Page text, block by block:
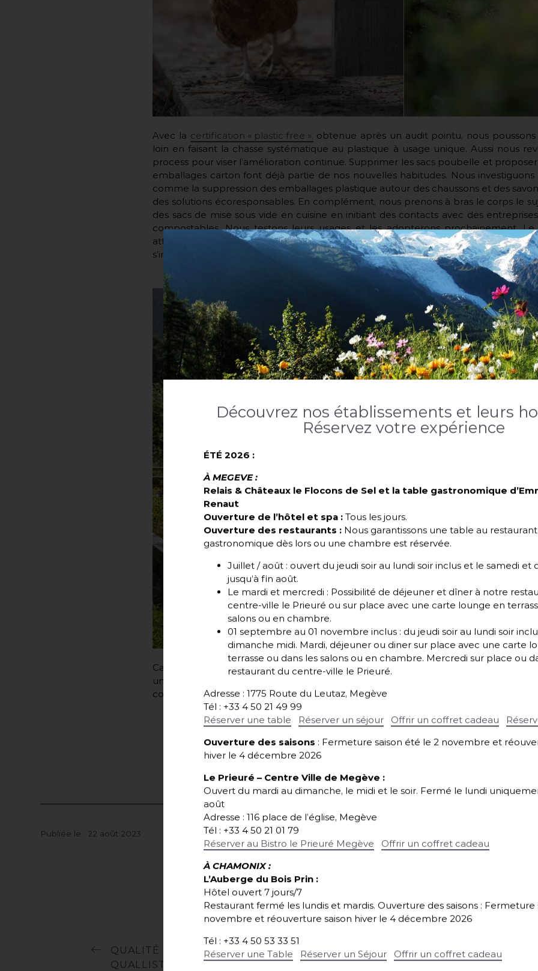
Avec la certification « plastic free », obtenue après un audit pointu, nous
loin en faisant la chasse systématique au plastique à usage unique. Aussi nous
process pour viser l’amélioration continue. Supprimer les sacs poubelle et
emballages carton font déjà partie de nos nouvelles habitudes. Nous investiguons
comme la suppression des emballages plastique autour des chaussons et des
des solutions écoresponsables. En complément, nous prenons à bras le corps le
des sacs de mise sous vide en cuisine en initiant des contacts avec des
compostables. Nous testons leurs usages et les adopterons prochainement.
attend ensuite est de sensibiliser puis convertir nos partenaires à notre
s’inscrive dans un cercle vertueux zéro plastique.
Car l’ambition est là aussi : faire passer des messages, encourager d’autres à
un an nous renouvellerons notre certification avec l’ambition claire de passer au
concours de nos fournisseurs. La lutte contre le fléau plastique est une bataille qui
Publiée le : 22 août 2023
QUALITÉ DE VIE AU TRAVAIL :
QUALLISTA, LA DÉMARCHE
Découvrez nos établissements et leurs
Réservez votre expérience
ÉTÉ 2026 :
À MEGEVE :
Relais & Châteaux le Flocons de Sel et la table gastronomique
Renaut
Ouverture de l’hôtel et spa :Tous les jours.
Ouverture des restaurants : Nous garantissons une table au restaurant
gastronomique dès lors ou une chambre est réservée.
Juillet / août : ouvert du jeudi soir au lundi soir inclus et le samedi et
jusqu’à fin août.
Le mardi et mercredi : Possibilité de déjeuner et dîner à notre
centre-ville le Prieuré ou sur place avec une carte lounge en
salons ou en chambre.
01 septembre au 01 novembre inclus : du jeudi soir au lundi soir
dimanche midi. Mardi, déjeuner ou diner sur place avec une carte
terrasse ou dans les salons ou en chambre. Mercredi sur place ou
restaurant du centre-ville le Prieuré.
Adresse : 1775 Route du Leutaz, Megève
Tél : +33 4 50 21 49 99
Réserver une table
Réserver un séjour Offrir un coffret cadeau
Ouverture des saisons : Fermeture saison été le 2 novembre et
hiver le 4 décembre 2026
Le Prieuré– Centre Ville de Megève :
Ouvert du mardi au dimanche, le midi et le soir. Fermé le lundi
août
Adresse : 116 place de l’église, Megève
Tél : +33 4 50 21 01 79
Réserver au Bistro le Prieuré Megève
Offrir un coffret cadeau
À CHAMONIX :
L’Auberge du Bois Prin :
Hôtel ouvert 7 jours/7
Restaurant fermé les lundis et mardis. Ouverture des saisons : Fermeture
novembre et réouverture saison hiver le 4 décembre 2026
Tél : +33 4 50 53 33 51
Réserver une Table
Réserver un Séjour Offrir un coffret cadeau